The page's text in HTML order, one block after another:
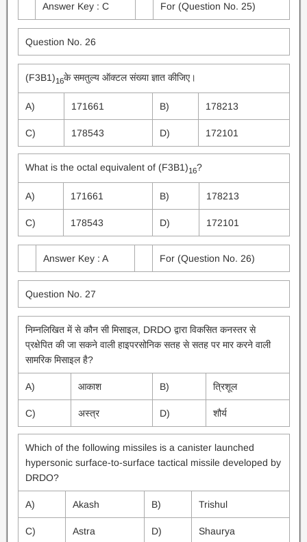
Answer Key : C For (Question No. 25)
Question No. 26
(F3B1)16के समतुल्य ऑक्टल संख्या ज्ञात कीजिए।
A) 171661 B) 178213
C) 178543 D) 172101
What is the octal equivalent of (F3B1)16?
A) 171661 B) 178213
C) 178543 D) 172101
Answer Key : A For (Question No. 26)
Question No. 27
निम्नलिखित में से कौन सी मिसाइल, DRDO द्वारा विकसित कनस्तर से
प्रक्षेपित की जा सकने वाली हाइपरसोनिक सतह से सतह पर मार करने वाली
सामरिक मिसाइल है?
A) आकाश B) त्रिशूल
C) अस्त्र D) शौर्य
Which of the following missiles is a canister launched
hypersonic surface-to-surface tactical missile developed by
DRDO?
A) Akash B) Trishul
C) Astra D) Shaurya